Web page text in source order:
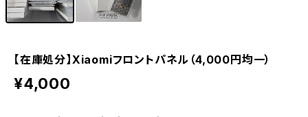
【在庫処分】Xiaomiフロントパネル（4,000円均一）
¥4,000